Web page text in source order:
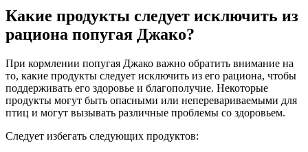
Какие продукты следует исключить из
рациона попугая Джако?
При кормлении попугая Джако важно обратить внимание на
то, какие продукты следует исключить из его рациона, чтобы
поддерживать его здоровье и благополучие. Некоторые
продукты могут быть опасными или неперевариваемыми для
птиц и могут вызывать различные проблемы со здоровьем.
Следует избегать следующих продуктов: